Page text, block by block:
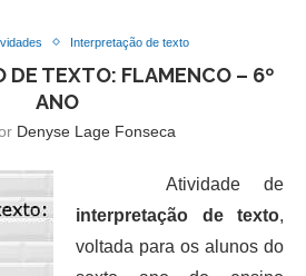
Interpretação de texto
DE TEXTO: FLAMENCO – 6º
ANO
Denyse Lage Fonseca
Atividade de
interpretação de texto,
voltada para os alunos do